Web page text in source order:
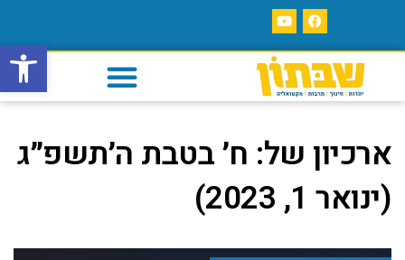
פתח
ארכיון של: ח׳ בטבת ה׳תשפ״ג
(ינואר 1, 2023)